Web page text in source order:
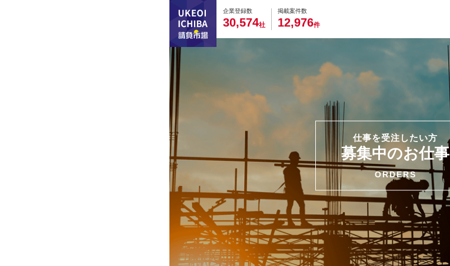
企業登録数
0
3
0
0,
0
5
0
74社
掲載案件数
0
1
0
2,
0
9
0
76件
仕事を受注したい方
募集中のお仕事
ORDERS